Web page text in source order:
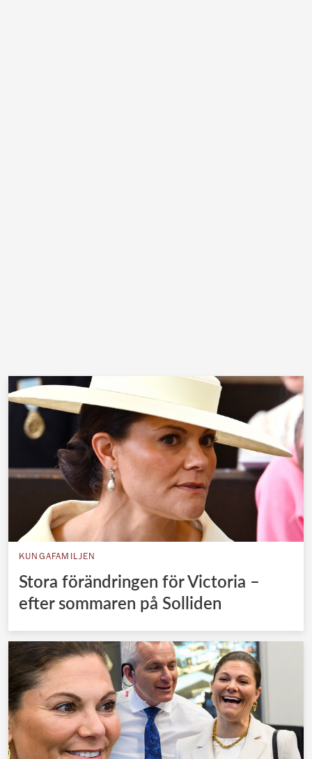
KUNGAFAMILJEN
Stora förändringen för Victoria –
efter sommaren på Solliden